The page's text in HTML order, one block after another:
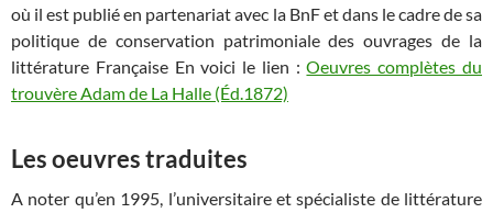
où il est publié en partenariat avec la BnF et dans le cadre de sa
politique de conservation patrimoniale des ouvrages de la
littérature Française En voici le lien :Oeuvres complètes du
trouvère Adam de La Halle (Éd.1872)
Les oeuvres traduites
A noter qu’en 1995, l’universitaire et spécialiste de littérature